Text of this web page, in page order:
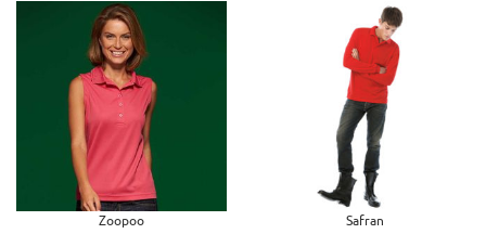
Zoopoo Safran